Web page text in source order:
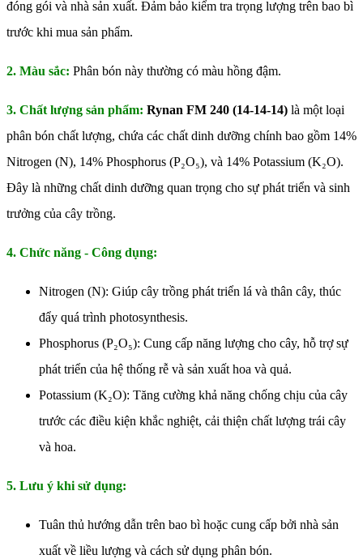
đóng gói và nhà sản xuất. Đảm bảo kiểm tra trọng lượng trên bao bì
trước khi mua sản phẩm.
2. Màu sắc: Phân bón này thường có màu hồng đậm.
3. Chất lượng sản phẩm: Rynan FM 240 (14-14-14) là một loại
phân bón chất lượng, chứa các chất dinh dưỡng chính bao gồm 14%
Nitrogen (N), 14% Phosphorus (P₂O₅), và 14% Potassium (K₂O).
Đây là những chất dinh dưỡng quan trọng cho sự phát triển và sinh
trưởng của cây trồng.
4. Chức năng - Công dụng:
Nitrogen (N): Giúp cây trồng phát triển lá và thân cây, thúc
đẩy quá trình photosynthesis.
Phosphorus (P₂O₅): Cung cấp năng lượng cho cây, hỗ trợ sự
phát triển của hệ thống rễ và sản xuất hoa và quả.
Potassium (K₂O): Tăng cường khả năng chống chịu của cây
trước các điều kiện khắc nghiệt, cải thiện chất lượng trái cây
và hoa.
5. Lưu ý khi sử dụng:
Tuân thủ hướng dẫn trên bao bì hoặc cung cấp bởi nhà sản
xuất về liều lượng và cách sử dụng phân bón.